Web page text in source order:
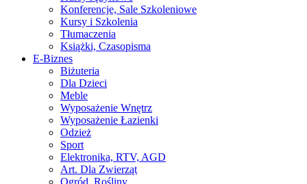
Konferencje, Sale Szkoleniowe
Kursy i Szkolenia
Tłumaczenia
Książki, Czasopisma
E-Biznes
Biżuteria
Dla Dzieci
Meble
Wyposażenie Wnętrz
Wyposażenie Łazienki
Odzież
Sport
Elektronika, RTV, AGD
Art. Dla Zwierząt
Ogród, Rośliny